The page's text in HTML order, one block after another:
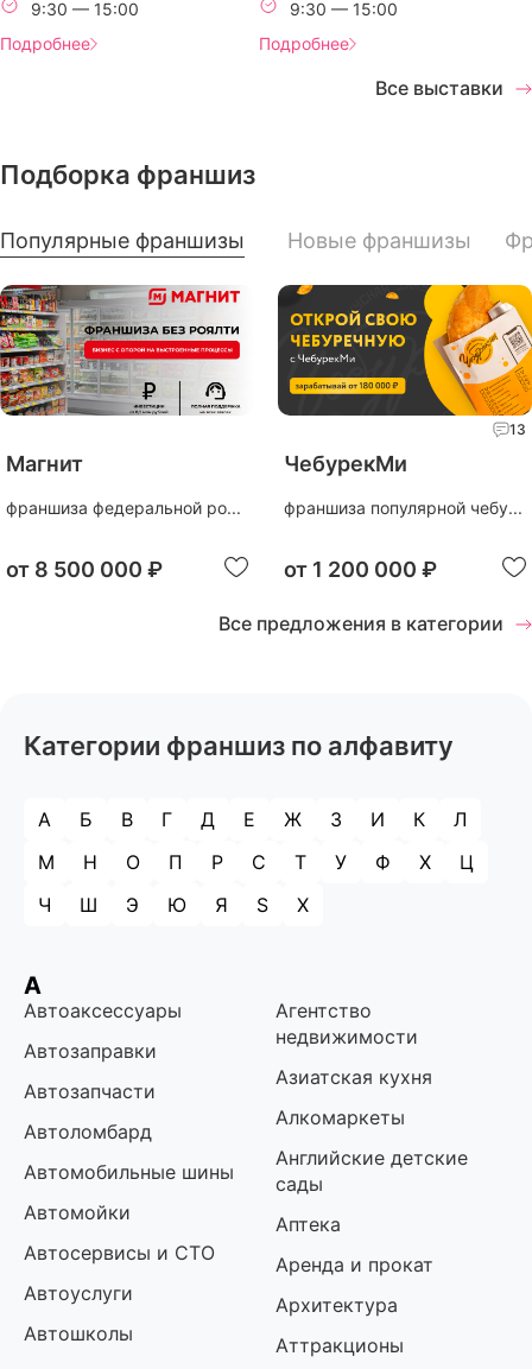
9:30 — 15:00
Подробнее
9:30 — 15:00
Подробнее
Все выставки
Подборка франшиз
Популярные франшизы Новые франшизы
Магнит
франшиза федеральной ро...
от 8 500 000 ₽
13
ЧебурекМи
франшиза популярной чебу...
от 1 200 000 ₽
Все предложения в категории
Категории франшиз по алфавиту
А Б В Г Д Е Ж З И К
Л
М
Н О П Р С Т У Ф Х
Ц
Ч
Ш Э Ю Я S X
А
Автоаксессуары
Автозаправки
Автозапчасти
Автоломбард
Автомобильные шины
Автомойки
Автосервисы и СТО
Автоуслуги
Автошколы
Агентство
недвижимости
Азиатская кухня
Алкомаркеты
Английские детские
сады
Аптека
Аренда и прокат
Архитектура
Аттракционы